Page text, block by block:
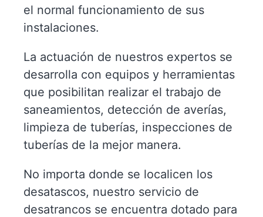
el normal funcionamiento de sus
instalaciones.
La actuación de nuestros expertos se
desarrolla con equipos y herramientas
que posibilitan realizar el trabajo de
saneamientos, detección de averías,
limpieza de tuberías, inspecciones de
tuberías de la mejor manera.
No importa donde se localicen los
desatascos, nuestro servicio de
desatrancos se encuentra dotado para